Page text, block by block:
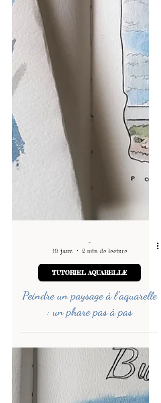
10 janv.
2 min de lecture
TUTORIEL AQUARELLE
Peindre un paysage à l’aquarelle
: un phare pas à pas